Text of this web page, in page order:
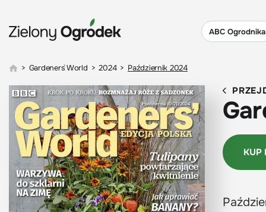
ABC Ogrodnika
> Gardeners` World > 2024 > Październik 2024
KUP